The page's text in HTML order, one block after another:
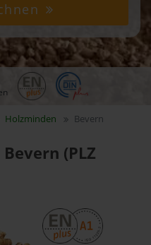
Holzminden Bevern
(PLZ